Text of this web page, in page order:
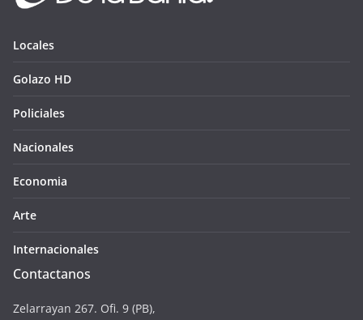
Locales
Golazo HD
Policiales
Nacionales
Economia
Arte
Internacionales
Contactanos
Zelarrayan 267. Ofi. 9 (PB),